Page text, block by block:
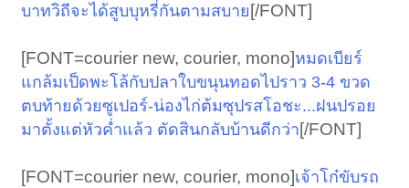
บาทวิถีจะได้สูบบุหรี่กันตามสบาย [/FONT]​
[FONT=courier new, courier, mono]หมดเบียร์
แกล้มเป็ดพะโล้กับปลาใบขนุนทอดไปราว 3-4 ขวด
ตบท้ายด้วยซูเปอร์-น่องไก่ต้มซุปรสโอชะ...ฝนปรอย
มาตั้งแต่หัวค่ำแล้ว ตัดสินกลับบ้านดีกว่า [/FONT]​
[FONT=courier new, courier, mono]เจ้าโก๋ขับรถ